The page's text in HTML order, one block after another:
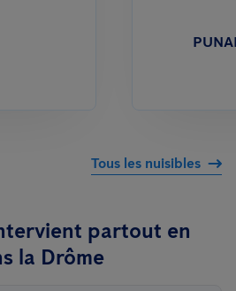
Tous les nuisibles
partout en
la Drôme